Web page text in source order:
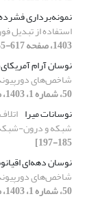
نمونه‌برداری
استفاده از تبدیل
1403، صفحه 617-635]
نوسان آرام
شاخص‌های
50، شماره 1، 1403، صفحه 165-184]
نوسانات میرا
شبکه و درون-
185-197]
نوسان دهه‌ای
شاخص‌های
50، شماره 1، 1403، صفحه 165-184]